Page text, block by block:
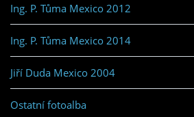
Ing. P. Tůma Mexico 2012
Ing. P. Tůma Mexico 2014
Jiří Duda Mexico 2004
Ostatní fotoalba